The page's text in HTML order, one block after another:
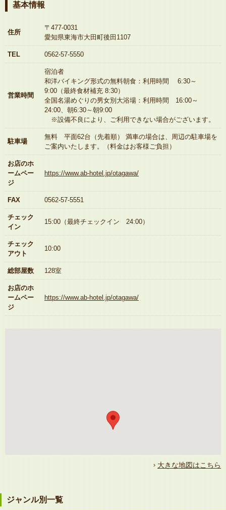
基本情報
住所
〒477-0031
愛知県東海市大田町後田1107
TEL 0562-57-5550
営業時間
宿泊者
和洋バイキング形式の無料朝食：利用時間 6:30～
9:00（最終食材補充 8:30）
全国名湯めぐりの男女別大浴場：利用時間 16:00～
24:00、朝6:30～朝9:00
※設備不良により、ご利用できない場合がございます。
駐車場
無料 平面62台（先着順） 満車の場合は、周辺の駐車場を
ご案内いたします。（料金はお客様ご負担）
お店のホ
ームペー
ジ
https://www.ab-hotel.jp/otagawa/
FAX 0562-57-5551
チェック
イン
15:00（最終チェックイン 24:00）
チェック
アウト
10:00
総部屋数 128室
お店のホ
ームペー
ジ
https://www.ab-hotel.jp/otagawa/
大きな地図はこちら
ジャンル別一覧